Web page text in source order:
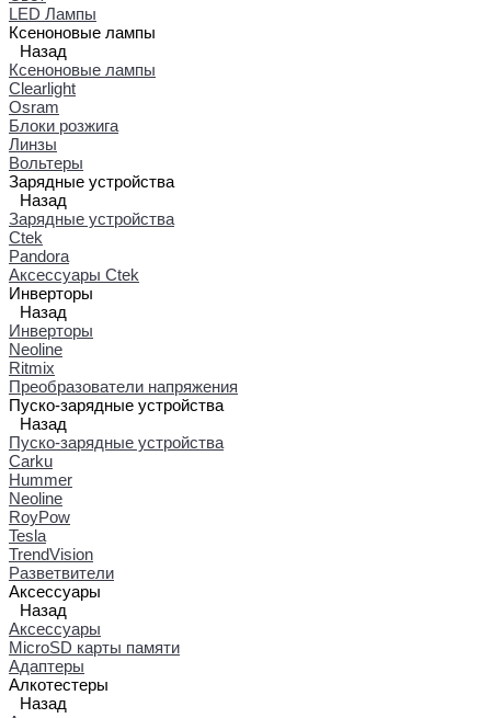
LED Лампы
Ксеноновые лампы
Назад
Ксеноновые лампы
Clearlight
Osram
Блоки розжига
Линзы
Вольтеры
Зарядные устройства
Назад
Зарядные устройства
Ctek
Pandora
Аксессуары Ctek
Инверторы
Назад
Инверторы
Neoline
Ritmix
Преобразователи напряжения
Пуско-зарядные устройства
Назад
Пуско-зарядные устройства
Carku
Hummer
Neoline
RoyPow
Tesla
TrendVision
Разветвители
Аксессуары
Назад
Аксессуары
MicroSD карты памяти
Адаптеры
Алкотестеры
Назад